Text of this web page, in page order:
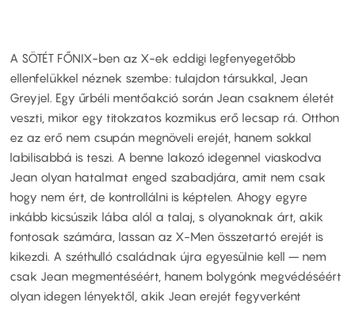
A SÖTÉT FŐNIX-ben az X-ek eddigi legfenyegetőbb
ellenfelükkel néznek szembe: tulajdon társukkal, Jean
Greyjel. Egy űrbéli mentőakció során Jean csaknem életét
veszti, mikor egy titokzatos kozmikus erő lecsap rá. Otthon
ez az erő nem csupán megnöveli erejét, hanem sokkal
labilisabbá is teszi. A benne lakozó idegennel viaskodva
Jean olyan hatalmat enged szabadjára, amit nem csak
hogy nem ért, de kontrollálni is képtelen. Ahogy egyre
inkább kicsúszik lába alól a talaj, s olyanoknak árt, akik
fontosak számára, lassan az X-Men összetartó erejét is
kikezdi. A széthulló családnak újra egyesülnie kell – nem
csak Jean megmentéséért, hanem bolygónk megvédéséért
olyan idegen lényektől, akik Jean erejét fegyverként